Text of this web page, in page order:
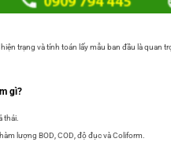
trạng và tính toán lấy mẫu ban đầu là quan
gì?
thải.
lượng BOD, COD, độ đục và Coliform.